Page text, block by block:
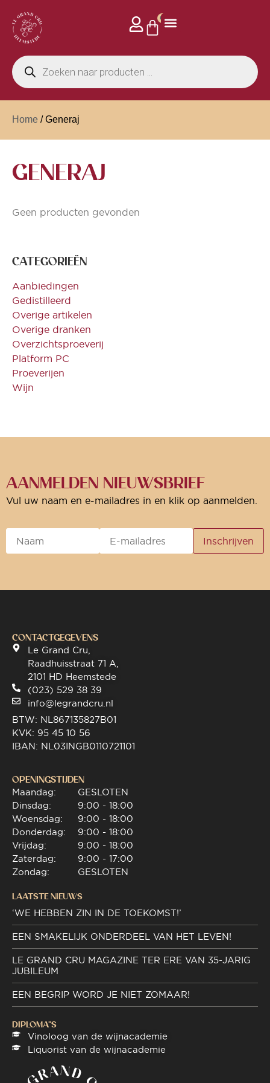
0
Home / Generaj
GENERAJ
CATEGORIEËN
Aanbiedingen
Gedistilleerd
Overige artikelen
Overige dranken
Overzichtsproeverij
Platform PC
Proeverijen
Wijn
Geen producten gevonden
AANMELDEN NIEUWSBRIEF
Vul uw naam en e-mailadres in en klik op aanmelden.
CONTACTGEGEVENS
Le Grand Cru,
Raadhuisstraat 71 A,
2101 HD Heemstede
(023) 529 38 39
info@legrandcru.nl
BTW: NL867135827B01
KVK: 95 45 10 56
IBAN: NL03INGB0110721101
OPENINGSTIJDEN
Maandag:
Dinsdag:
Woensdag:
Donderdag:
Vrijdag:
Zaterdag:
Zondag:
GESLOTEN
9:00 - 18:00
9:00 - 18:00
9:00 - 18:00
9:00 - 18:00
9:00 - 17:00
GESLOTEN
LAATSTE NIEUWS
‘WE HEBBEN ZIN IN DE TOEKOMST!’
EEN SMAKELIJK ONDERDEEL VAN HET LEVEN!
LE GRAND CRU MAGAZINE TER ERE VAN 35-JARIG
JUBILEUM
EEN BEGRIP WORD JE NIET ZOMAAR!
DIPLOMA"S
Vinoloog van de wijnacademie
Liquorist van de wijnacademie